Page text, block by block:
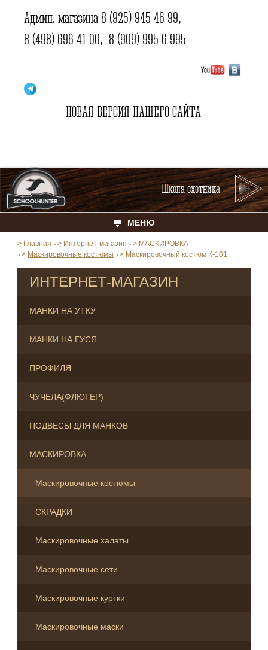
Админ. магазина 8 (925) 945 46 99,
8 (498) 696 41 00, 8 (909) 995 6 995
НОВАЯ ВЕРСИЯ НАШЕГО САЙТА
Школа охотника
МЕНЮ
> Главная > Интернет-магазин > МАСКИРОВКА
> Маскировочные костюмы > Маскировочный костюм К-101
ИНТЕРНЕТ-МАГАЗИН
МАНКИ НА УТКУ
МАНКИ НА ГУСЯ
ПРОФИЛЯ
ЧУЧЕЛА(ФЛЮГЕР)
ПОДВЕСЫ ДЛЯ МАНКОВ
МАСКИРОВКА
Маскировочные костюмы
СКРАДКИ
Маскировочные халаты
Маскировочные сети
Маскировочные куртки
Маскировочные маски